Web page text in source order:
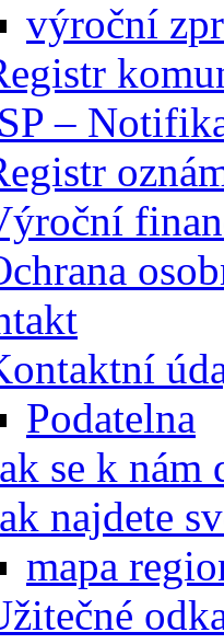
výroční
–
Podatelna
se k nám
najdete
mapa